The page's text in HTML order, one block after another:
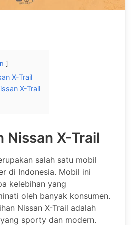
X-Trail
X-Trail
Nissan X-Trail
salah satu mobil
di Indonesia. Mobil ini
kelebihan yang
oleh banyak konsumen.
Nissan X-Trail adalah
sporty dan modern.